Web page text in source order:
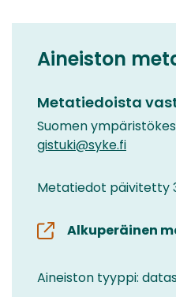
Aineiston
Metatiedoista
Suomen
gistuki@syke.fi
Metatiedot päivitetty
Alkuperäinen
Aineiston tyyppi: